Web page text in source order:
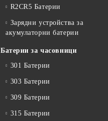
R2CR5 Батерии
Зарядни устройства за
акумулаторни батерии
Батерии за часовници
301 Батерии
303 Батерии
309 Батерии
315 Батерии